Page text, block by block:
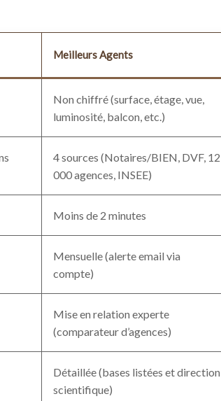
Meilleurs Agents
Non chiffré (surface, étage, vue,
luminosité, balcon, etc.)
4 sources (Notaires/BIEN, DVF, 12
000 agences, INSEE)
Moins de 2 minutes
Mensuelle (alerte email via
compte)
Mise en relation experte
(comparateur d’agences)
Détaillée (bases listées et direction
scientifique)